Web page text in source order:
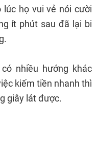
lúc họ vui vẻ nói cười
ít phút sau đã lại bi
nhiều hướng khác
kiếm tiền nhanh thì
giây lát được.